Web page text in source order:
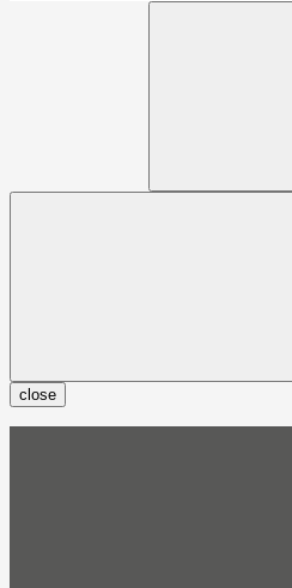
close